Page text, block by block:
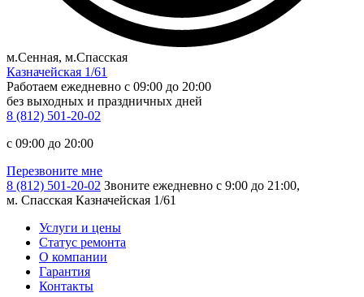
м.Сенная, м.Спасская
Казначейская 1/61
Работаем ежедневно c 09:00 до 20:00
без выходных и праздничных дней
8 (812) 501-20-02
c 09:00 до 20:00
Перезвоните мне
8 (812) 501-20-02 Звоните ежедневно с 9:00 до 21:00,
м. Спасская Казначейская 1/61
Услуги и цены
Статус ремонта
О компании
Гарантия
Контакты